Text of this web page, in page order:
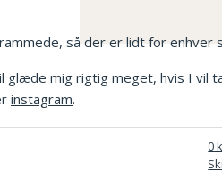
så der er lidt for enhver
mig rigtig meget, hvis I vil
instagram.
0